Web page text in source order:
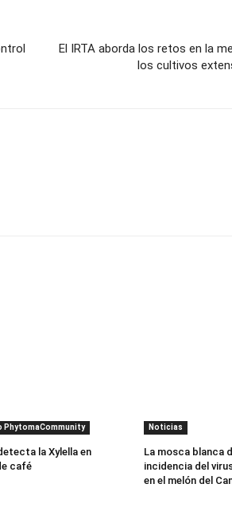
El IRTA aborda los retos en la
los cultivos
PhytomaCommunity
la Xylella en
café
Noticias
La mosca blanca
incidencia del
en el melón del